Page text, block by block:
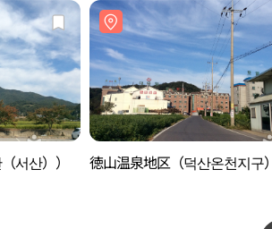
서산）） 徳山温泉地区（덕산온천지구）